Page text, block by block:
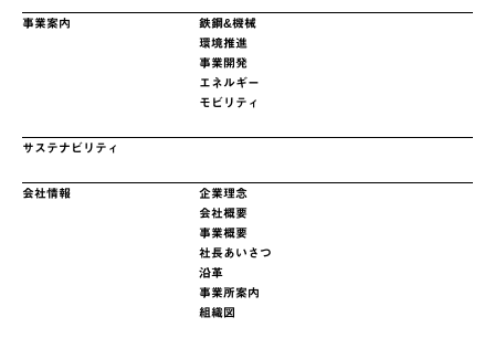
事業案内
鉄鋼&機械
環境推進
事業開発
エネルギー
モビリティ
サステナビリティ
会社情報
企業理念
会社概要
事業概要
社長あいさつ
沿革
事業所案内
組織図